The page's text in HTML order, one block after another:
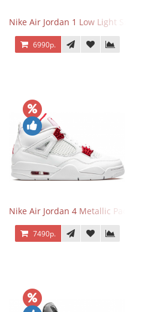
Nike Air Jordan 1 Low Light Smoke
6990р.
Nike Air Jordan 4 Metallic Pack
7490р.